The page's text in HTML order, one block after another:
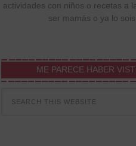
actividades con niños o recetas a
ser mamás o ya lo sois.
ME PARECE HABER